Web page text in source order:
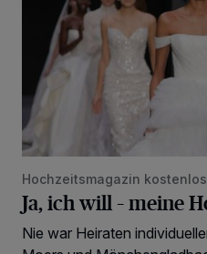
Hochzeitsmagazin
Ja, ich will – meine
Nie war Heiraten